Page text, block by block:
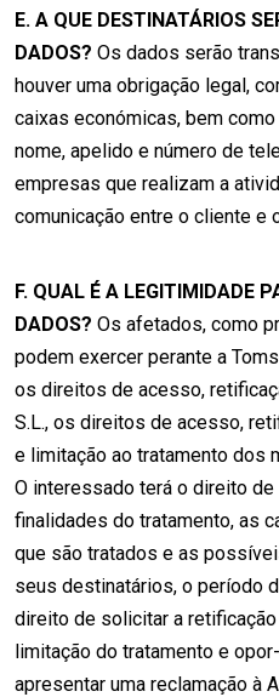
E. A QUE DESTINATÁRIOS
DADOS? Os dados serão
houver uma obrigação legal,
caixas económicas, bem
nome, apelido e número de
empresas que realizam a
comunicação entre o cliente e
F. QUAL É A LEGITIMIDADE
DADOS? Os afetados, como
podem exercer perante a
os direitos de acesso,
S.L., os direitos de acesso,
e limitação ao tratamento dos
O interessado terá o direito
finalidades do tratamento, as
que são tratados e as
seus destinatários, o período
direito de solicitar a
limitação do tratamento e
apresentar uma reclamação à